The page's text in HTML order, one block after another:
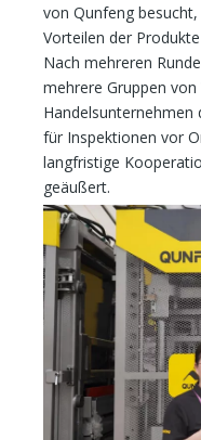
von Qunfeng
Vorteilen der
Nach mehreren
mehrere Gruppen
für Inspektionen vor
langfristige
geäußert.